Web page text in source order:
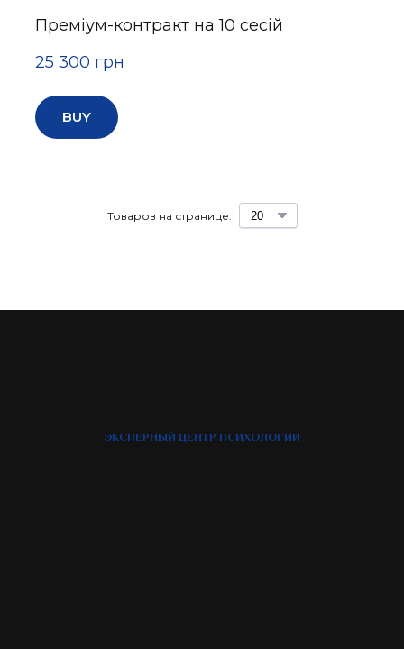
Преміум-контракт на 10 сесій
25 300 грн
BUY
Товаров на странице:
ЭКСПЕРНЫЙ ЦЕНТР ПСИХОЛОГИИ